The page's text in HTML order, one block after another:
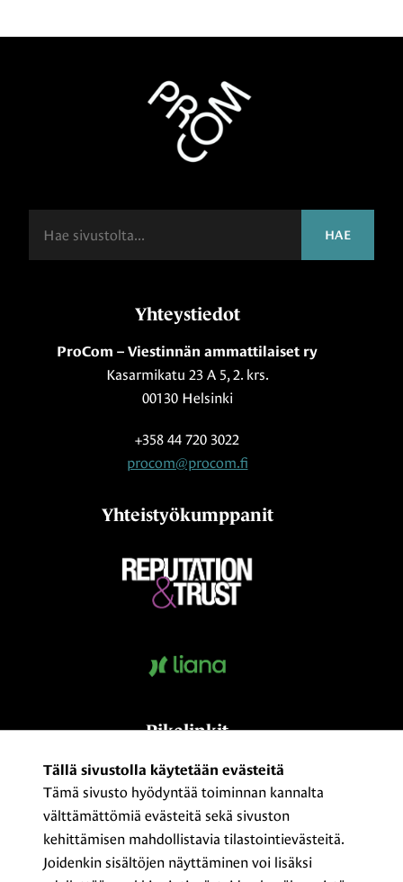
Tällä sivustolla käytetään evästeitä
Tämä sivusto hyödyntää toiminnan kannalta
välttämättömiä evästeitä sekä sivuston
kehittämisen mahdollistavia tilastointievästeitä.
Joidenkin sisältöjen näyttäminen voi lisäksi
HAE
Yhteystiedot
ProCom – Viestinnän ammattilaiset ry
Kasarmikatu 23 A 5, 2. krs.
00130 Helsinki
+358 44 720 3022
procom@procom.fi
Yhteistyökumppanit
Pikalinkit
Kumppaniksi?
Medialle
Yhteystiedot ja laskutusosoitteet
ProCom – The Finnish Association of
Communication Professionals